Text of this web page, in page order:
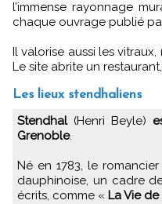
l’immense rayonnage
chaque ouvrage publié
Il valorise aussi les
Le site abrite un restaurant,
Les lieux stendhaliens
Stendhal(Henri Beyle)
Grenoble.
Né en 1783, le
dauphinoise, un cadre
écrits, comme « La Vie